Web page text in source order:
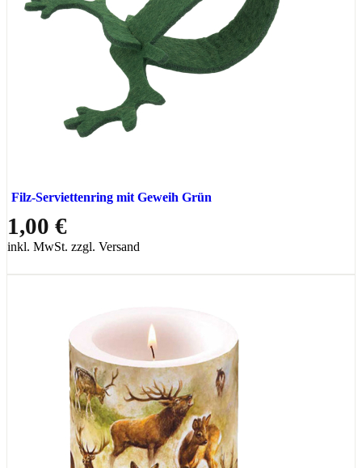
Filz-Serviettenring mit Geweih Grün
1,00 €
inkl. MwSt. zzgl. Versand